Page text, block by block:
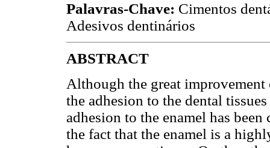
Palavras-Chave: Cimentos
Adesivos dentinários
ABSTRACT
Although the great improvement
the adhesion to the dental
adhesion to the enamel has
the fact that the enamel is a